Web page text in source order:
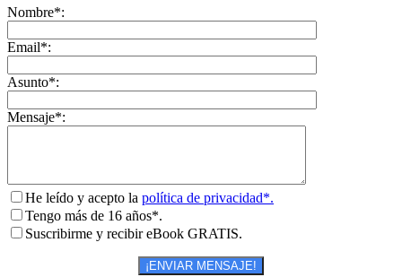
Nombre*:
Email*:
Asunto*:
Mensaje*:
He leído y acepto la política de privacidad*.
Tengo más de 16 años*.
Suscribirme y recibir eBook GRATIS.